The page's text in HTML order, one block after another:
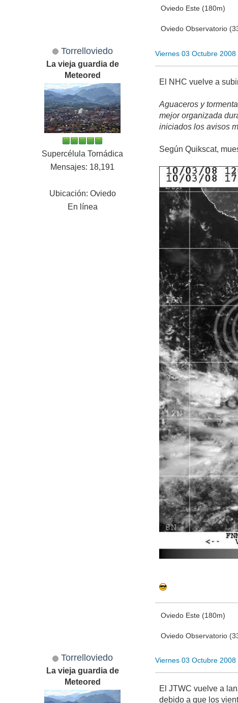
Oviedo Este (180m)
Oviedo Observatorio
Torrelloviedo
La vieja guardia de
Meteored
Supercélula Tornádica
Mensajes: 18,191
Ubicación: Oviedo
En línea
Viernes 03 Octubre 2008
El NHC vuelve a
Aguaceros y
mejor organizada
iniciados los avisos
Según Quikscat,
Oviedo Este (180m)
Oviedo Observatorio
Torrelloviedo
La vieja guardia de
Meteored
Viernes 03 Octubre 2008
El JTWC vuelve a
debido a que los